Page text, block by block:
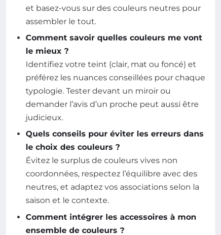
et basez-vous sur des couleurs neutres pour
assembler le tout.
Comment savoir quelles couleurs me vont
le mieux ?
Identifiez votre teint (clair, mat ou foncé) et
préférez les nuances conseillées pour chaque
typologie. Tester devant un miroir ou
demander l’avis d’un proche peut aussi être
judicieux.
Quels conseils pour éviter les erreurs dans
le choix des couleurs ?
Évitez le surplus de couleurs vives non
coordonnées, respectez l’équilibre avec des
neutres, et adaptez vos associations selon la
saison et le contexte.
Comment intégrer les accessoires à mon
ensemble de couleurs ?